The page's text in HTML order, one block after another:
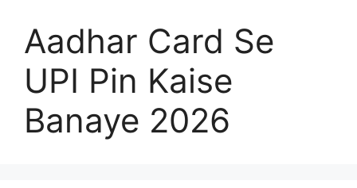
Aadhar Card Se
UPI Pin Kaise
Banaye 2026